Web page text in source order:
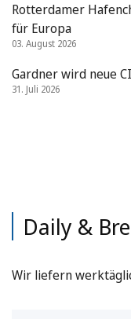
Rotterdamer
für Europa
03. August 2026
Gardner wird neue
31. Juli 2026
Daily &
Wir liefern